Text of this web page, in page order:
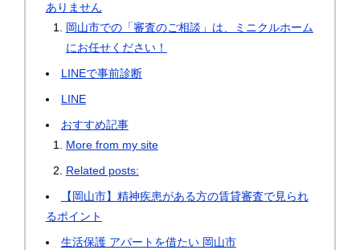
ありません
岡山市での「審査のご相談」は、ミニクルホーム
にお任せください！
LINEで事前診断
LINE
おすすめ記事
More from my site
Related posts:
【岡山市】精神疾患がある方の賃貸審査で見られ
るポイント
生活保護 アパートを借たい 岡山市